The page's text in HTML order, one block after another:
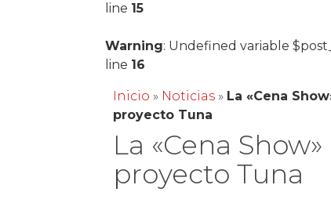
line 15
Warning: Undefined variable
line 16
Inicio » Noticias » La «Cena
proyecto Tuna
La «Cena
proyecto Tuna